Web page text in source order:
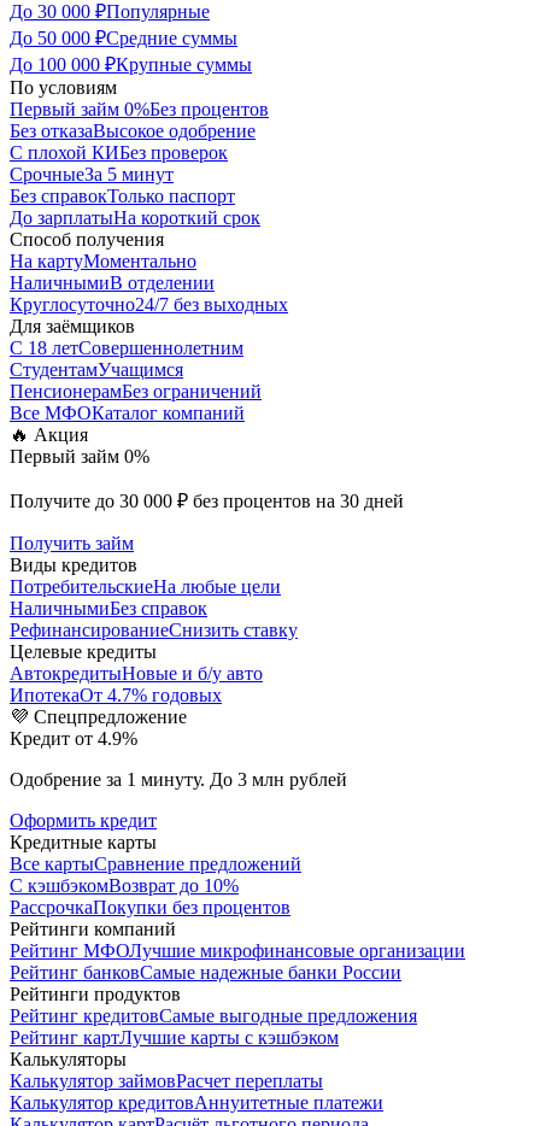
До 30 000 ₽Популярные
До 50 000 ₽Средние суммы
До 100 000 ₽Крупные суммы
По условиям
Первый займ 0%Без процентов
Без отказаВысокое одобрение
С плохой КИБез проверок
СрочныеЗа 5 минут
Без справокТолько паспорт
До зарплатыНа короткий срок
Способ получения
На картуМоментально
НаличнымиВ отделении
Круглосуточно24/7 без выходных
Для заёмщиков
С 18 летСовершеннолетним
СтудентамУчащимся
ПенсионерамБез ограничений
Все МФОКаталог компаний
🔥 Акция
Первый займ 0%
Получите до 30 000 ₽ без процентов на 30 дней
Получить займ
Виды кредитов
ПотребительскиеНа любые цели
НаличнымиБез справок
РефинансированиеСнизить ставку
Целевые кредиты
АвтокредитыНовые и б/у авто
ИпотекаОт 4.7% годовых
💜 Спецпредложение
Кредит от 4.9%
Одобрение за 1 минуту. До 3 млн рублей
Оформить кредит
Кредитные карты
Все картыСравнение предложений
С кэшбэкомВозврат до 10%
РассрочкаПокупки без процентов
Рейтинги компаний
Рейтинг МФОЛучшие микрофинансовые организации
Рейтинг банковСамые надежные банки России
Рейтинги продуктов
Рейтинг кредитовСамые выгодные предложения
Рейтинг картЛучшие карты с кэшбэком
Калькуляторы
Калькулятор займовРасчет переплаты
Калькулятор кредитовАннуитетные платежи